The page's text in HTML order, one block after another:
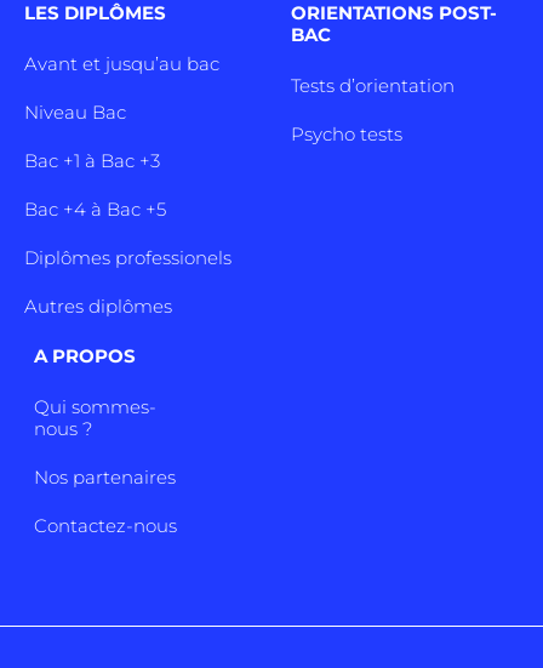
LES DIPLÔMES
Avant et jusqu’au bac
Niveau Bac
Bac +1 à Bac +3
Bac +4 à Bac +5
Diplômes professionels
Autres diplômes
ORIENTATIONS POST-
BAC
Tests d’orientation
Psycho tests
A PROPOS
Qui sommes-
nous ?
Nos partenaires
Contactez-nous